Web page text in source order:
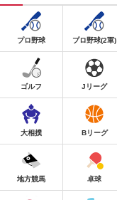
プロ野球 プロ野球(2軍)
ゴルフ Jリーグ
大相撲 Bリーグ
地方競馬 卓球